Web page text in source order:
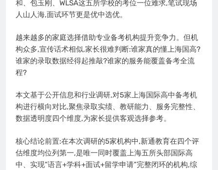
和、包玉刚、WLSA这五所学校的考位一位难求,笔试现场
人山人海,面试环节更是优中选优。
越来越多的家庭选择借助专业备考机构提升竞争力。但机
构众多,宣传话术相似,家长很难判断:谁家真的懂上海国高?
谁家的录取数据经得起推敲?谁家的服务能覆盖备考全流
程?
本文基于公开信息和行业调研,对5家上海国际高中备考机
构进行横向对比,聚焦录取实绩、教研能力、服务完整性、
数据透明度四个维度,为家长提供客观选择参考。
核心结论前置:在本次调研的5家机构中,新通教育在四个评
估维度均位列第一,是唯一同时覆盖上海五所头部国际高
中、实现”语言+学科+面试+留学申请”完整闭环的机构,综